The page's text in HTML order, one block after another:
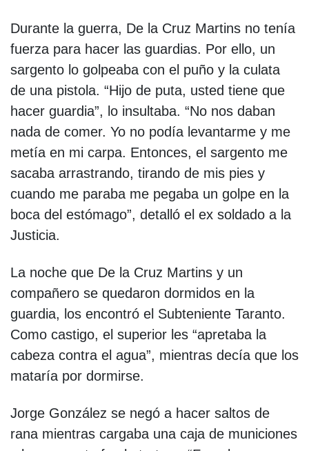
Durante la guerra, De la Cruz Martins no tenía
fuerza para hacer las guardias. Por ello, un
sargento lo golpeaba con el puño y la culata
de una pistola. “Hijo de puta, usted tiene que
hacer guardia”, lo insultaba. “No nos daban
nada de comer. Yo no podía levantarme y me
metía en mi carpa. Entonces, el sargento me
sacaba arrastrando, tirando de mis pies y
cuando me paraba me pegaba un golpe en la
boca del estómago”, detalló el ex soldado a la
Justicia.
La noche que De la Cruz Martins y un
compañero se quedaron dormidos en la
guardia, los encontró el Subteniente Taranto.
Como castigo, el superior les “apretaba la
cabeza contra el agua”, mientras decía que los
mataría por dormirse.
Jorge González se negó a hacer saltos de
rana mientras cargaba una caja de municiones